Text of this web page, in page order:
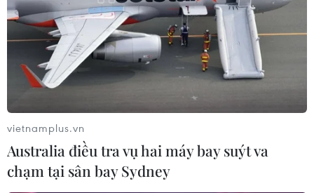
Hà Nội: Xăng tăng liên tiếp, giá nhiều mặt
hàng rau củ tăng chóng mặt
21/11/2021 02:21
Năm lần điều chỉnh giá xăng tăng liên tiếp đã khiến
các loại hàng hóa rục rịch tăng theo, đặc biệt là nhiều
loại rau củ tăng đột biến.
vietnamplus.vn
Australia điều tra vụ hai máy bay suýt va
chạm tại sân bay Sydney